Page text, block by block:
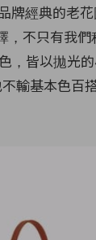
牌經典的老
不只有我
，皆以拋光
輸基本色百